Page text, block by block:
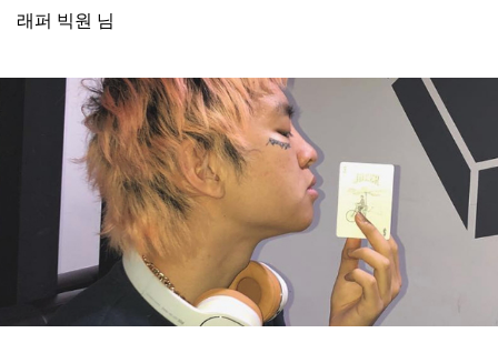
래퍼 빅원 님